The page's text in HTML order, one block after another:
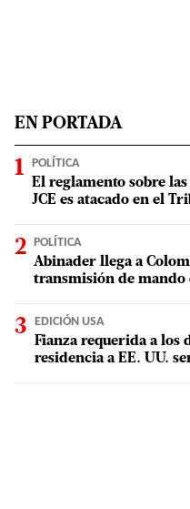
EN PORTADA
POLÍTICA
El reglamento sobre
JCE es atacado en el
POLÍTICA
Abinader llega a
transmisión de mando
EDICIÓN USA
Fianza requerida a los
residencia a EE. UU.